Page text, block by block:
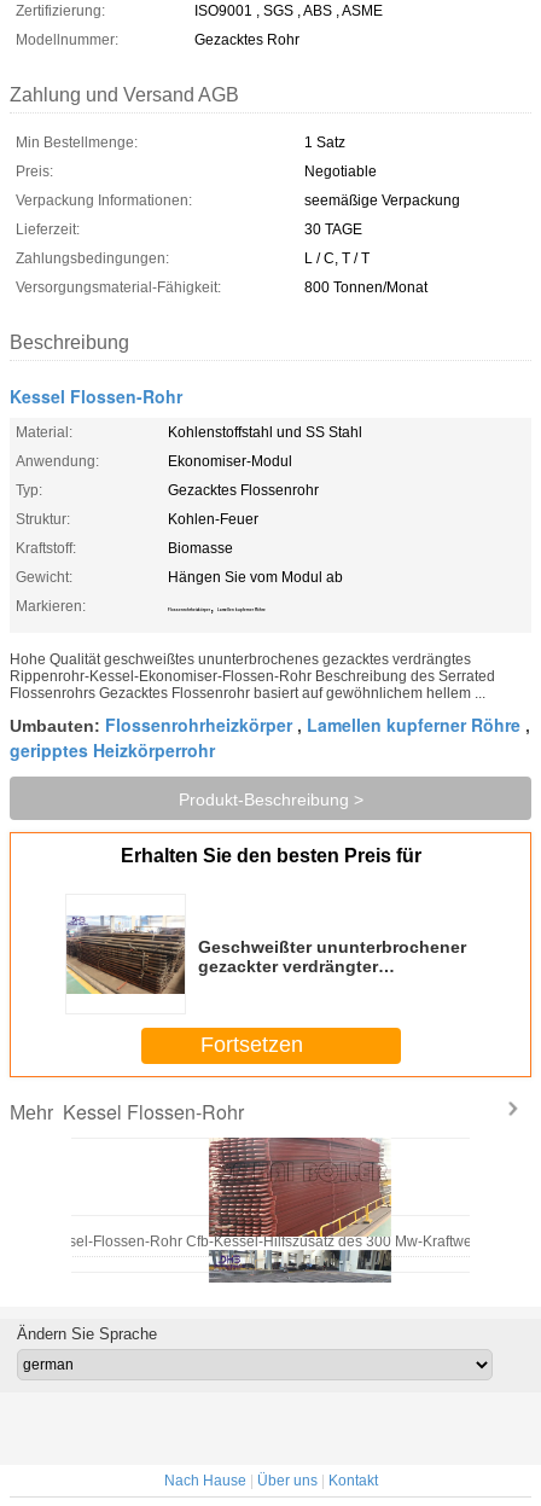
Zertifizierung:
ISO9001 , SGS , ABS , ASME
Modellnummer:
Gezacktes Rohr
Zahlung und Versand AGB
Min Bestellmenge:
1 Satz
Preis:
Negotiable
Verpackung Informationen:
seemäßige Verpackung
Lieferzeit:
30 TAGE
Zahlungsbedingungen:
L / C, T / T
Versorgungsmaterial-Fähigkeit:
800 Tonnen/Monat
Beschreibung
Kessel Flossen-Rohr
Material:
Kohlenstoffstahl und SS Stahl
Anwendung:
Ekonomiser-Modul
Typ:
Gezacktes Flossenrohr
Struktur:
Kohlen-Feuer
Kraftstoff:
Biomasse
Gewicht:
Hängen Sie vom Modul ab
Markieren:
Flossenrohrheizkörper , Lamellen kupferner Röhre
Hohe Qualität geschweißtes ununterbrochenes gezacktes verdrängtes
Rippenrohr-Kessel-Ekonomiser-Flossen-Rohr Beschreibung des Serrated
Flossenrohrs Gezacktes Flossenrohr basiert auf gewöhnlichem hellem ...
Umbauten: Flossenrohrheizkörper, Lamellen kupferner Röhre ,
geripptes Heizkörperrohr
Produkt-Beschreibung >
Erhalten Sie den besten Preis für
Geschweißter ununterbrochener
gezackter verdrängter
Fortsetzen
Mehr Kessel Flossen-Rohr
Kessel-Flossen-Rohr Cfb-Kessel-Hilfszusatz des 300 Mw-Kraftwerk-
Kohlen-Ekonomiser-Kessel-Reparatur-Teile für Energie-Kessel-Rippenrohr-
Ändern Sie Sprache
Nach Hause | Über uns| Kontakt